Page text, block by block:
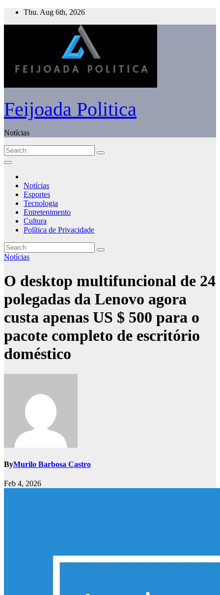
Skip
Thu. Aug 6th, 2026
Feijoada Politica
Notícias
Notícias
Esportes
Tecnologia
Entretenimento
Cultura
Política de Privacidade
Notícias
O desktop multifuncional de 24
polegadas da Lenovo agora
custa apenas US $ 500 para o
pacote completo de escritório
doméstico
ByMurilo Barbosa Castro
Feb 4, 2026